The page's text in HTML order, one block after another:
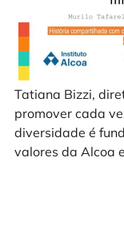
Tatiana Bizzi,
promover cada
diversidade é
valores da Alcoa